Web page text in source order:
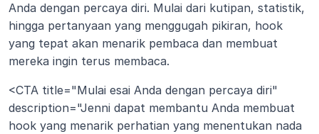
Anda dengan percaya diri. Mulai dari kutipan, statistik,
hingga pertanyaan yang menggugah pikiran, hook
yang tepat akan menarik pembaca dan membuat
mereka ingin terus membaca.
<CTA title="Mulai esai Anda dengan percaya diri"
description="Jenni dapat membantu Anda membuat
hook yang menarik perhatian yang menentukan nada